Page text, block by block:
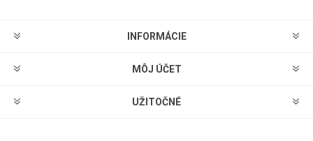
INFORMÁCIE
MÔJ ÚČET
UŽITOČNÉ